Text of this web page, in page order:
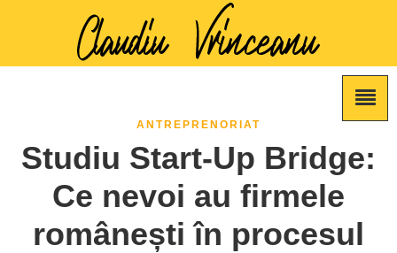
ANTREPRENORIAT
Studiu Start-Up Bridge:
Ce nevoi au firmele
românești în procesul